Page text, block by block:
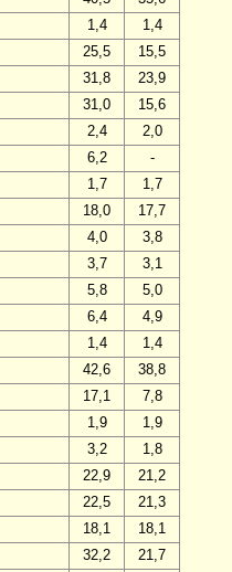
1,4
1,4
25,5
15,5
31,8
23,9
31,0
15,6
2,4
2,0
6,2
-
1,7
1,7
18,0
17,7
4,0
3,8
3,7
3,1
5,8
5,0
6,4
4,9
1,4
1,4
42,6
38,8
17,1
7,8
1,9
1,9
3,2
1,8
22,9
21,2
22,5
21,3
18,1
18,1
32,2
21,7